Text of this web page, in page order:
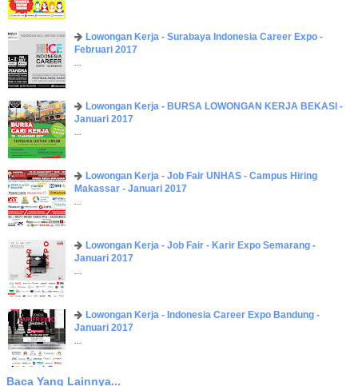
Lowongan Kerja - Surabaya Indonesia Career Expo -
Februari 2017
...
Lowongan Kerja - BURSA LOWONGAN KERJA BEKASI -
Januari 2017
...
Lowongan Kerja - Job Fair UNHAS - Campus Hiring
Makassar - Januari 2017
...
Lowongan Kerja - Job Fair - Karir Expo Semarang -
Januari 2017
...
Lowongan Kerja - Indonesia Career Expo Bandung -
Januari 2017
...
Baca Yang Lainnya...